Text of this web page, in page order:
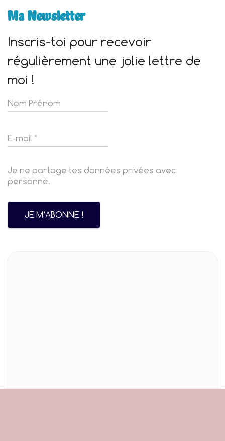
Ma Newsletter
Inscris-toi pour recevoir
régulièrement une jolie lettre de
moi !
Je ne partage tes données privées avec
personne.